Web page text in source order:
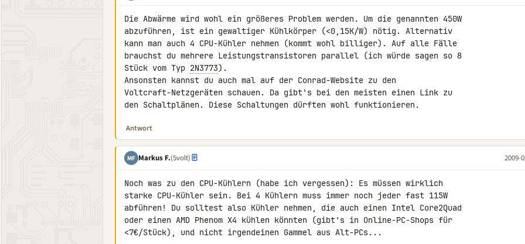
Die Abwärme wird wohl ein größeres Problem werden. Um die genannten 450W
abzuführen, ist ein gewaltiger Kühlkörper (<0,15K/W) nötig. Alternativ
kann man auch 4 CPU-Kühler nehmen (kommt wohl billiger). Auf alle Fälle
brauchst du mehrere Leistungstransistoren parallel (ich würde sagen so 8
Stück vom Typ 2N3773).
Ansonsten kannst du auch mal auf der Conrad-Website zu den
Voltcraft-Netzgeräten schauen. Da gibt's bei den meisten einen Link zu
den Schaltplänen. Diese Schaltungen dürften wohl funktionieren.
Antwort
MF Markus F.(5volt) 2009-
Noch was zu den CPU-Kühlern (habe ich vergessen): Es müssen wirklich
starke CPU-Kühler sein. Bei 4 Kühlern muss immer noch jeder fast 115W
abführen! Du solltest also Kühler nehmen, die auch einen Intel Core2Quad
oder einen AMD Phenom X4 kühlen könnten (gibt's in Online-PC-Shops für
<7€/Stück), und nicht irgendeinen Gammel aus Alt-PCs...